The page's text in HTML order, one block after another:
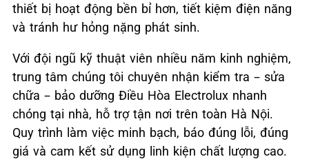
thiết bị hoạt động bền bỉ hơn, tiết kiệm điện năng
và tránh hư hỏng nặng phát sinh.
Với đội ngũ kỹ thuật viên nhiều năm kinh nghiệm,
trung tâm chúng tôi chuyên nhận kiểm tra – sửa
chữa – bảo dưỡng Điều Hòa Electrolux nhanh
chóng tại nhà, hỗ trợ tận nơi trên toàn Hà Nội.
Quy trình làm việc minh bạch, báo đúng lỗi, đúng
giá và cam kết sử dụng linh kiện chất lượng cao.